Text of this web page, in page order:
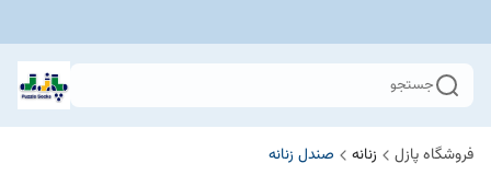
جستجو
فروشگاه پازل زنانه صندل زنانه